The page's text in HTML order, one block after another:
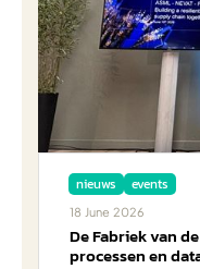
nieuws events
18 June 2026
De Fabriek van
processen en